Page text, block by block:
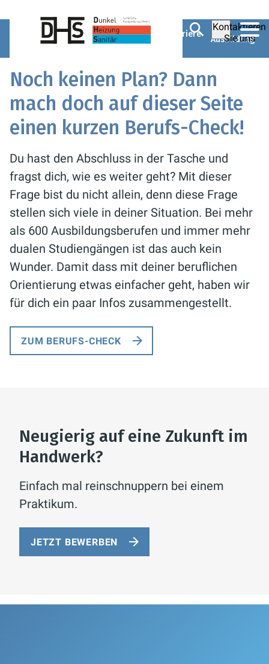
Kontaktieren
Sie uns
Dunkel Technische Kundendienste
Karriere Ausbildung
Noch keinen Plan? Dann
mach doch auf dieser Seite
einen kurzen Berufs-Check!
Du hast den Abschluss in der Tasche und
fragst dich, wie es weiter geht? Mit dieser
Frage bist du nicht allein, denn diese Frage
stellen sich viele in deiner Situation. Bei mehr
als 600 Ausbildungsberufen und immer mehr
dualen Studiengängen ist das auch kein
Wunder. Damit dass mit deiner beruflichen
Orientierung etwas einfacher geht, haben wir
für dich ein paar Infos zusammengestellt.
ZUM BERUFS-CHECK
Neugierig auf eine Zukunft im
Handwerk?
Einfach mal reinschnuppern bei einem
Praktikum.
JETZT BEWERBEN